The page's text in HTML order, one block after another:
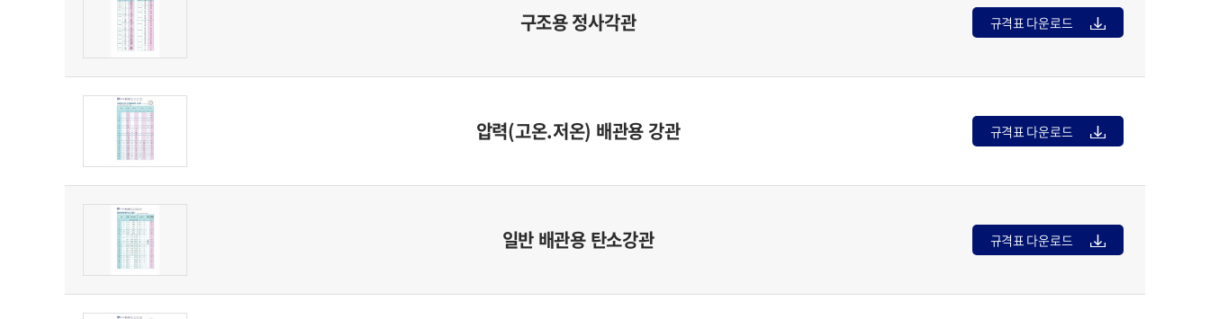
구조용 정사각관 규격표 다운로드
압력(고온.저온) 배관용 강관 규격표 다운로드
일반 배관용 탄소강관 규격표 다운로드